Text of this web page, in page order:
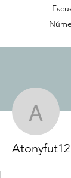
Atonyfut12